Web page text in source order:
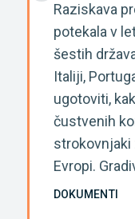
Raziskava
potekala v
šestih
Italiji,
ugotoviti,
čustvenih
strokovnjaki
Evropi.
DOKUMENTI